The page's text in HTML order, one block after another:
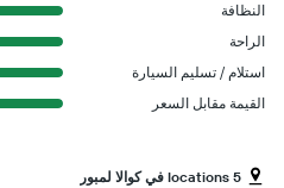
النظافة
الراحة
استلام / تسليم السيارة
القيمة مقابل السعر
5 locations في كوالا لمبور